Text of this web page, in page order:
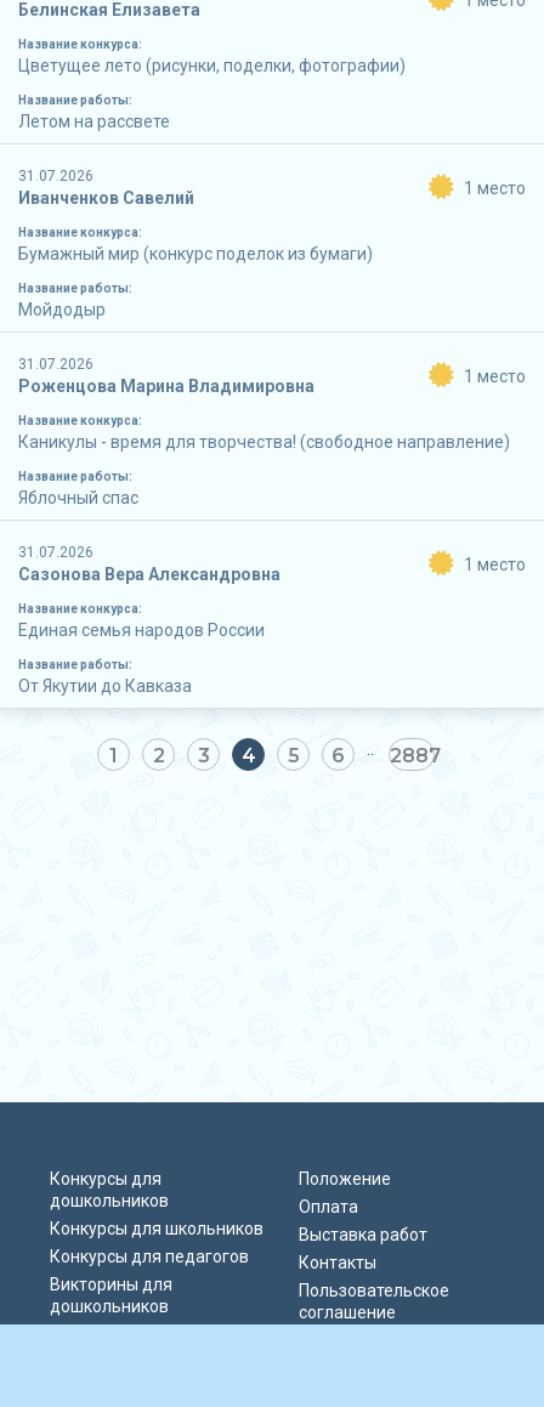
Белинская Елизавета
Название конкурса:
Цветущее лето (рисунки, поделки, фотографии)
Название работы:
Летом на рассвете
31.07.2026
Иванченков Савелий
Название конкурса:
Бумажный мир (конкурс поделок из бумаги)
Название работы:
Мойдодыр
1 место
31.07.2026
Роженцова Марина Владимировна
Название конкурса:
Каникулы - время для творчества! (свободное направление)
Название работы:
Яблочный спас
1 место
31.07.2026
Сазонова Вера Александровна
Название конкурса:
Единая семья народов России
Название работы:
От Якутии до Кавказа
1 место
1 2 3 4 5 6 2887
Конкурсы для
дошкольников
Конкурсы для школьников
Конкурсы для педагогов
Викторины для
дошкольников
Положение
Оплата
Выставка работ
Контакты
Пользовательское
соглашение